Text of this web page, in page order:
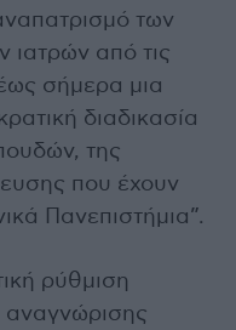
των
ιατρών από τις
σήμερα μια
διαδικασία
της
που έχουν
Πανεπιστήμια”.
ρύθμιση
αναγνώρισης